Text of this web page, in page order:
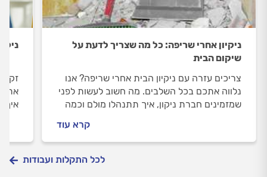
ניקיון אחרי שריפה: כל מה שצריך לדעת על
שיקום הבית
צריכים עזרה עם ניקיון הבית אחרי שריפה? אנו
נלווה אתכם בכל השלבים. מה חשוב לעשות לפני
שמזמינים חברת ניקון, איך תתנהלו מולם וכמה
קרא עוד
איך
לכל התקלות ועבודות